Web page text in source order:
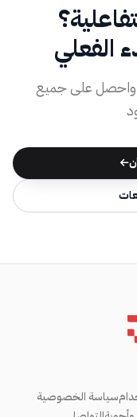
الفعلي
المجانية لمدة 14 يوم واحصل على جميع
سياسة الخصوصية